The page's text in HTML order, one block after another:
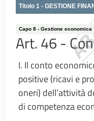
Titolo 1 - GESTIONE
Capo 8 - Gestione economica
Art. 46 -
I. Il conto
positive (ricavi e
oneri) dell’attività
di competenza